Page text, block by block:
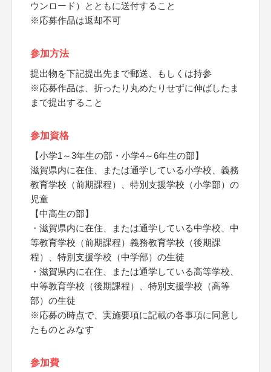
ウンロード）とともに送付すること
※応募作品は返却不可
参加方法
提出物を下記提出先まで郵送、もしくは持参
※応募作品は、折ったり丸めたりせずに伸ばしたま
まで提出すること
参加資格
【小学1～3年生の部・小学4～6年生の部】
滋賀県内に在住、または通学している小学校、義務
教育学校（前期課程）、特別支援学校（小学部）の
児童
【中高生の部】
・滋賀県内に在住、または通学している中学校、中
等教育学校（前期課程）義務教育学校（後期課
程）、特別支援学校（中学部）の生徒
・滋賀県内に在住、または通学している高等学校、
中等教育学校（後期課程）、特別支援学校（高等
部）の生徒
※応募の時点で、実施要項に記載の各事項に同意し
たものとみなす
参加費